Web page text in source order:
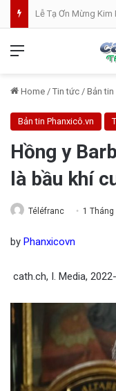
Home / Tin tức / Bản tin
Bản tin Phanxicô.vn
Hồng y
là bầu khí
Téléfranc 1 Tháng
by Phanxicovn
cath.ch, I. Media,